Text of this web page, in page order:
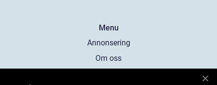
Menu
Annonsering
Om oss